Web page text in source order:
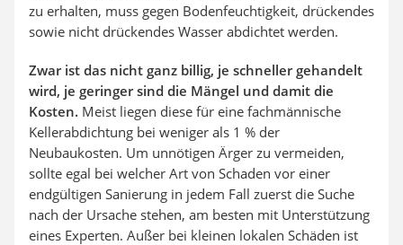
zu erhalten, muss gegen Bodenfeuchtigkeit, drückendes
sowie nicht drückendes Wasser abdichtet werden.
Zwar ist das nicht ganz billig, je schneller gehandelt
wird, je geringer sind die Mängel und damit die
Kosten. Meist liegen diese für eine fachmännische
Kellerabdichtung bei weniger als 1 % der
Neubaukosten. Um unnötigen Ärger zu vermeiden,
sollte egal bei welcher Art von Schaden vor einer
endgültigen Sanierung in jedem Fall zuerst die Suche
nach der Ursache stehen, am besten mit Unterstützung
eines Experten. Außer bei kleinen lokalen Schäden ist